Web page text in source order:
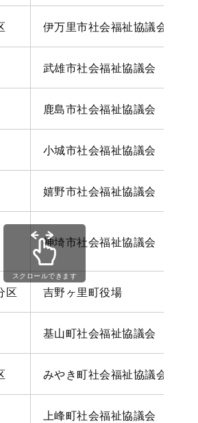
伊万里市社会福祉協議会
武雄市社会福祉協議会
鹿島市社会福祉協議会
小城市社会福祉協議会
嬉野市社会福祉協議会 塩田
神埼市社会福祉協議会
区 吉野ヶ里町役場 東
基山町社会福祉協議会
みやき町社会福祉協議会
上峰町社会福祉協議会
スクロールできます